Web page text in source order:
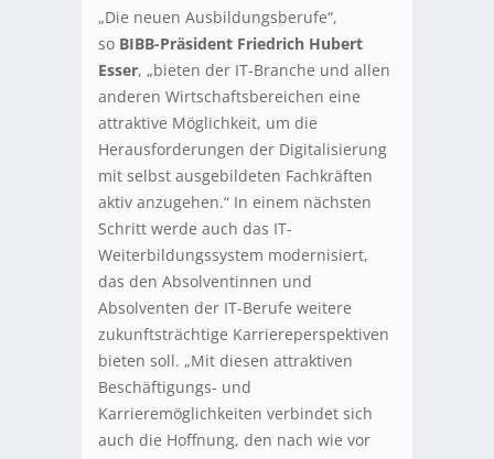
„Die neuen Ausbildungsberufe“,
so BIBB-Präsident Friedrich Hubert
Esser, „bieten der IT-Branche und allen
anderen Wirtschaftsbereichen eine
attraktive Möglichkeit, um die
Herausforderungen der Digitalisierung
mit selbst ausgebildeten Fachkräften
aktiv anzugehen.“ In einem nächsten
Schritt werde auch das IT-
Weiterbildungssystem modernisiert,
das den Absolventinnen und
Absolventen der IT-Berufe weitere
zukunftsträchtige Karriereperspektiven
bieten soll. „Mit diesen attraktiven
Beschäftigungs- und
Karrieremöglichkeiten verbindet sich
auch die Hoffnung, den nach wie vor